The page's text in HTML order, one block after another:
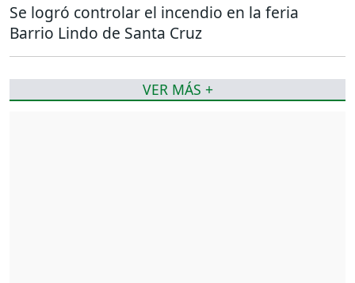
Se logró controlar el incendio en la feria
Barrio Lindo de Santa Cruz
VER MÁS +